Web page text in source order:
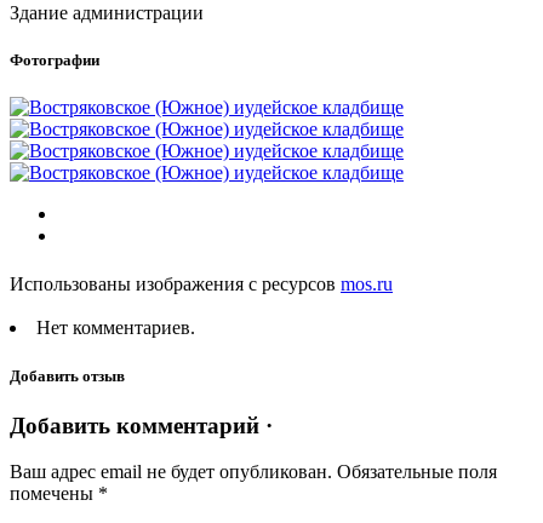
Здание администрации
Фотографии
Использованы изображения с ресурсов mos.ru
Нет комментариев.
Добавить отзыв
Добавить комментарий ·
Ваш адрес email не будет опубликован. Обязательные поля
помечены *